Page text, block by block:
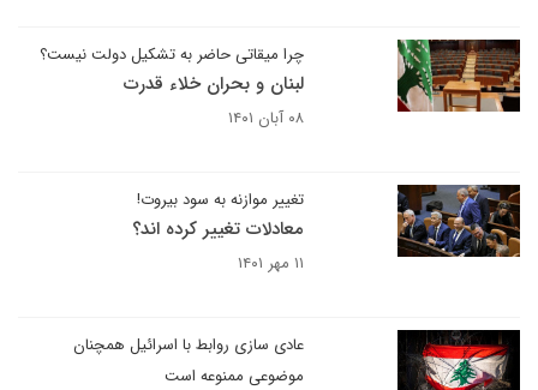
چرا میقاتی حاضر به تشکیل دولت نیست؟
لبنان و بحران خلاء قدرت
۰۸ آبان ۱۴۰۱
تغییر موازنه به سود بیروت!
معادلات تغییر کرده اند؟
۱۱ مهر ۱۴۰۱
عادی سازی روابط با اسرائیل همچنان
موضوعی ممنوعه است